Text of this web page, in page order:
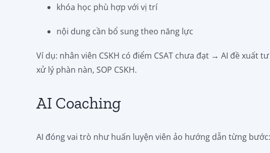
khóa học phù hợp với vị trí
nội dung cần bổ sung theo năng lực
Ví dụ: nhân viên CSKH có điểm CSAT chưa đạt → AI đề xuất
xử lý phàn nàn, SOP CSKH.
AI Coaching
AI đóng vai trò như huấn luyện viên ảo hướng dẫn từng bước: